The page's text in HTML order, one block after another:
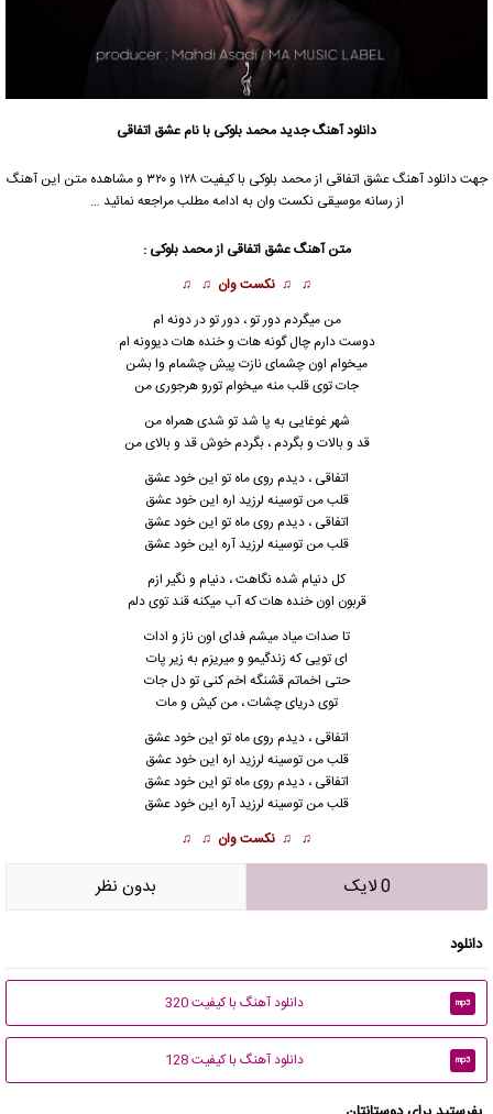
دانلود آهنگ جدیدمحمد بلوکی با نام عشق اتفاقی
جهت دانلود آهنگ عشق اتفاقی از محمد بلوکی با کیفیت ۱۲۸ و ۳۲۰ و مشاهده متن این آهنگ
از رسانه موسیقی نکست وان به ادامه مطلب مراجعه نمائید …
متن آهنگ عشق اتفاقی از محمد بلوکی :
♫ ♫ نکست وان ♫ ♫
من میگردم دور تو ، دور تو در دونه ام
دوست دارم چال گونه هات و خنده هات دیوونه ام
میخوام اون چشمای نازت پیش چشمام وا بشن
جات توی قلب منه میخوام تورو هرجوری من
شهر غوغایی به پا شد تو شدی همراه من
قد و بالات و بگردم ، بگردم خوش قد و بالای من
اتفاقی ، دیدم روی ماه تو این خود عشق
قلب من توسینه لرزید اره این خود عشق
اتفاقی ، دیدم روی ماه تو این خود عشق
قلب من توسینه لرزید آره این خود عشق
کل دنیام شده نگاهت ، دنیام و نگیر ازم
قربون اون خنده هات که آب میکنه قند توی دلم
تا صدات میاد میشم فدای اون ناز و ادات
ای تویی که زندگیمو و میریزم به زیر پات
حتی اخماتم قشنگه اخم کنی تو دل جات
توی دریای چشات ، من کیش و مات
اتفاقی ، دیدم روی ماه تو این خود عشق
قلب من توسینه لرزید اره این خود عشق
اتفاقی ، دیدم روی ماه تو این خود عشق
قلب من توسینه لرزید آره این خود عشق
♫ ♫ نکست وان ♫ ♫
0 لایک بدون نظر
دانلود
mp3 دانلود آهنگ با کیفیت 320
mp3 دانلود آهنگ با کیفیت 128